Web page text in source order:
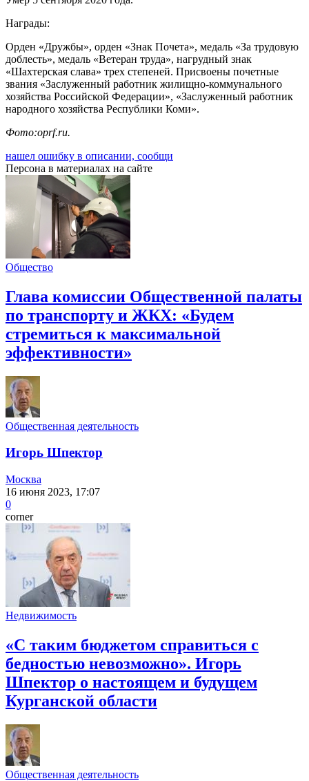
Награды:
Орден «Дружбы», орден «Знак Почета», медаль «За трудовую
доблесть», медаль «Ветеран труда», нагрудный знак
«Шахтерская слава» трех степеней. Присвоены почетные
звания «Заслуженный работник жилищно-коммунального
хозяйства Российской Федерации», «Заслуженный работник
народного хозяйства Республики Коми».
Фото:oprf.ru.
нашел ошибку в описании, сообщи
Персона в материалах на сайте
Общество
Глава комиссии Общественной палаты
по транспорту и ЖКХ: «Будем
стремиться к максимальной
эффективности»
Общественная деятельность
Игорь Шпектор
Москва
16 июня 2023, 17:07
0
corner
Недвижимость
«С таким бюджетом справиться с
бедностью невозможно». Игорь
Шпектор о настоящем и будущем
Курганской области
Общественная деятельность